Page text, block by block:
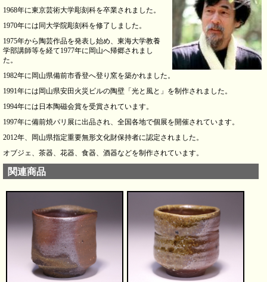
1968年に東京芸術大学彫刻科を卒業されました。
1970年には同大学院彫刻科を修了しました。
1975年から陶芸作品を発表し始め、東海大学教養
学部講師等を経て1977年に岡山へ帰郷されまし
た。
1982年に岡山県備前市香登へ登り窯を築かれました。
1991年には岡山県安田火災ビルの陶壁「光と風と」を制作されました。
1994年には日本陶磁会賞を受賞されています。
1997年に備前焼パリ展に出品され、全国各地で個展を開催されています。
2012年、岡山県指定重要無形文化財保持者に認定されました。
オブジェ、茶器、花器、食器、酒器などを制作されています。
関連商品